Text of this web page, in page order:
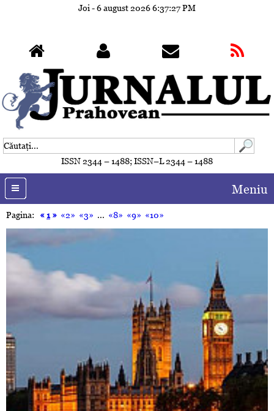
Joi - 6 august 20266:37:30 PM
ISSN 2344 – 1488; ISSN–L 2344 – 1488
Meniu
Pagina: «1» «2» «3» ... «8» «9» «10»